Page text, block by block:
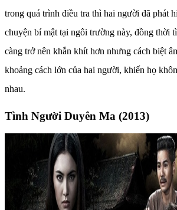
trong quá trình điều tra thì hai người đã phát
chuyện bí mật tại ngôi trường này, đồng thời
càng trở nên khắn khít hơn nhưng cách biệt
khoảng cách lớn của hai người, khiến họ
nhau.
Tình Người Duyên Ma (2013)